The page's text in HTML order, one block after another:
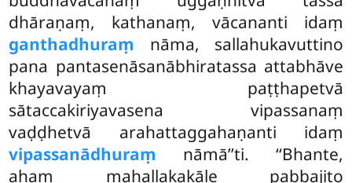
dhāraṇaṃ, kathanaṃ, vācananti idaṃ
ganthadhuraṃ nāma, sallahukavuttino
pana pantasenāsanābhiratassa attabhāve
khayavayaṃ paṭṭhapetvā
sātaccakiriyavasena vipassanaṃ
vaḍḍhetvā arahattaggahaṇanti idaṃ
vipassanādhuraṃ nāmā’’ti. ‘‘Bhante,
ahaṃ mahallakakāle pabbajito